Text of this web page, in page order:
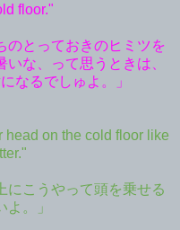
floor."
のとっておきのヒミツを
な、って思うときは、
なるでしゅよ。」
head on the cold floor like
にこうやって頭を乗せる
よ。」